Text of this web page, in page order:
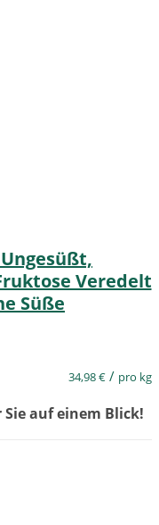
Veredelt
Süße
34,98€ / pro kg
auf einem Blick!